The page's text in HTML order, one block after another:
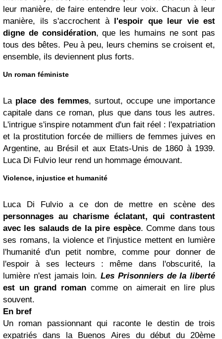
leur manière, de faire entendre leur voix. Chacun à leur
manière, ils s'accrochent à l'espoir que leur vie est
digne de considération, que les humains ne sont pas
tous des bêtes. Peu à peu, leurs chemins se croisent et,
ensemble, ils deviennent plus forts.
Un roman féministe
La place des femmes, surtout, occupe une importance
capitale dans ce roman, plus que dans tous les autres.
L'intrigue s'inspire notamment d'un fait réel : l'expatriation
et la prostitution forcée de milliers de femmes juives en
Argentine, au Brésil et aux Etats-Unis de 1860 à 1939.
Luca Di Fulvio leur rend un hommage émouvant.
Violence, injustice et humanité
Luca Di Fulvio a ce don de mettre en scène des
personnages au charisme éclatant, qui contrastent
avec les salauds de la pire espèce. Comme dans tous
ses romans, la violence et l'injustice mettent en lumière
l'humanité d'un petit nombre, comme pour donner de
l'espoir à ses lecteurs : même dans l'obscurité, la
lumière n'est jamais loin. Les Prisonniers de la liberté
est un grand roman comme on aimerait en lire plus
souvent.
En bref
Un roman passionnant qui raconte le destin de trois
expatriés dans la Buenos Aires du début du 20ème